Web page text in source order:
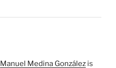
Manuel Medina González is